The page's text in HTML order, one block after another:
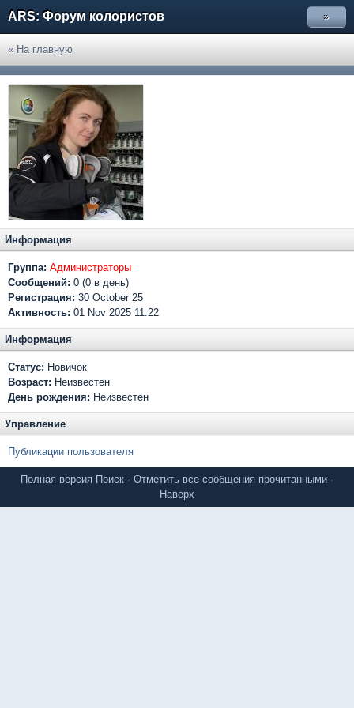
ARS: Форум колористов »
« На главную
Информация
Группа: Администраторы
Сообщений: 0 (0 в день)
Регистрация: 30 October 25
Активность: 01 Nov 2025 11:22
Информация
Статус: Новичок
Возраст: Неизвестен
День рождения: Неизвестен
Управление
Публикации пользователя
Полная версия Поиск · Отметить все сообщения прочитанными ·
Наверх